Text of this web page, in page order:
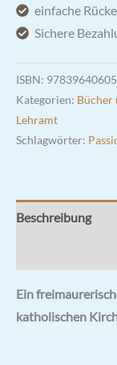
zur
der
Menge
einfache
Sichere
ISBN:
Kategorien: Bücher
Lehramt
Schlagwörter:
Beschreibung
Ein
katholischen